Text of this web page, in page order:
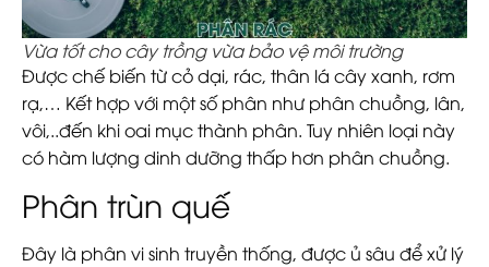
Vừa tốt cho cây trồng vừa bảo vệ môi trường
Được chế biến từ cỏ dại, rác, thân lá cây xanh, rơm
rạ,… Kết hợp với một số phân như phân chuồng, lân,
vôi,..đến khi oai mục thành phân. Tuy nhiên loại này
có hàm lượng dinh dưỡng thấp hơn phân chuồng.
Phân trùn quế
Đây là phân vi sinh truyền thống, được ủ sâu để xử lý